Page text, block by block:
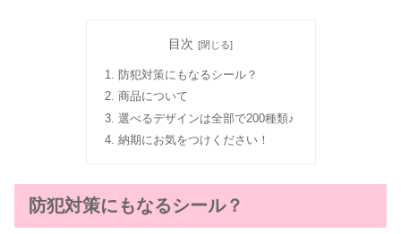
目次
防犯対策にもなるシール？
商品について
選べるデザインは全部で200種類♪
納期にお気をつけください！
防犯対策にもなるシール？